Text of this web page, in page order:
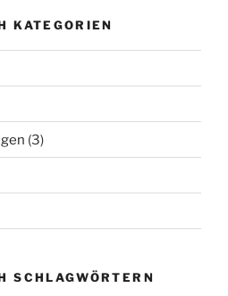
KATEGORIEN
(3)
SCHLAGWÖRTERN